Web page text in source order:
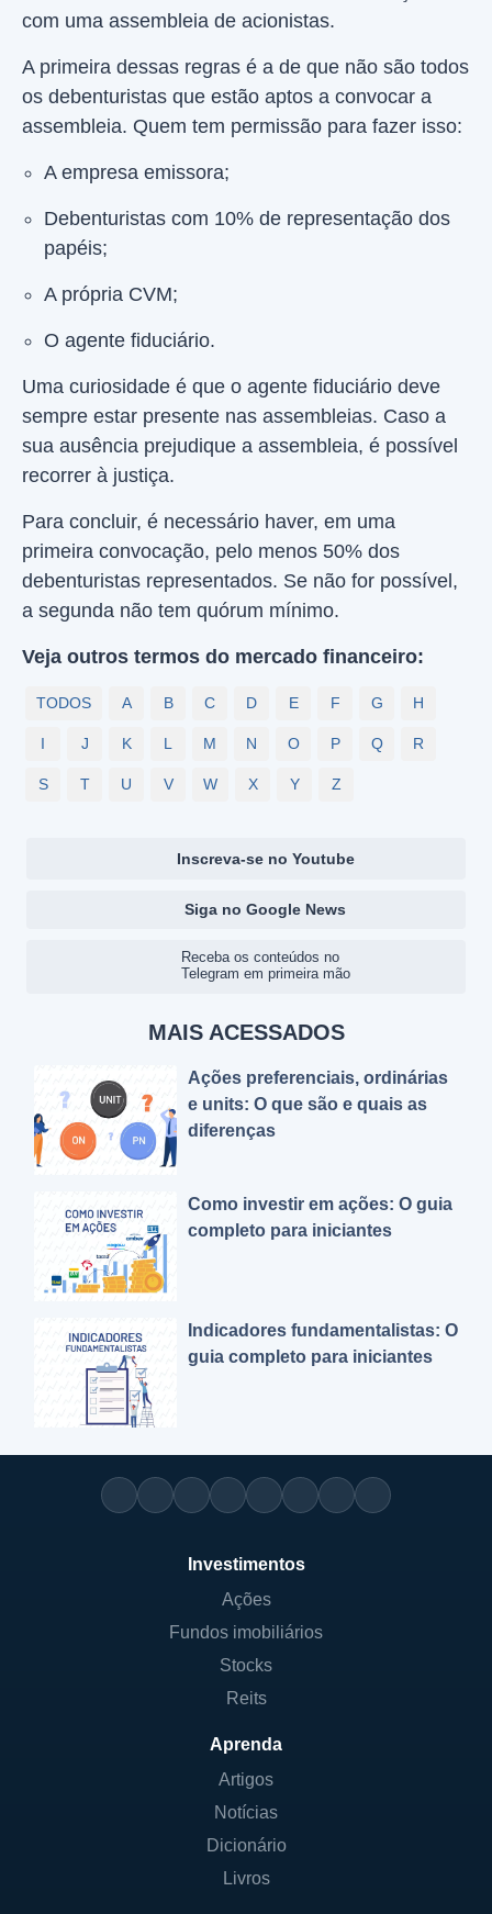
com uma assembleia de acionistas.
A primeira dessas regras é a de que não são todos
os debenturistas que estão aptos a convocar a
assembleia. Quem tem permissão para fazer isso:
A empresa emissora;
Debenturistas com 10% de representação dos
papéis;
A própria CVM;
O agente fiduciário.
Uma curiosidade é que o agente fiduciário deve
sempre estar presente nas assembleias. Caso a
sua ausência prejudique a assembleia, é possível
recorrer à justiça.
Para concluir, é necessário haver, em uma
primeira convocação, pelo menos 50% dos
debenturistas representados. Se não for possível,
a segunda não tem quórum mínimo.
Veja outros termos do mercado financeiro:
TODOS A B C D E F G H
I J K L M N O P Q R
S T U V W X Y Z
Inscreva-se no Youtube
Siga no Google News
Receba os conteúdos no
Telegram em primeira mão
MAIS ACESSADOS
Ações preferenciais, ordinárias
e units: O que são e quais as
diferenças
Como investir em ações: O guia
completo para iniciantes
Indicadores fundamentalistas: O
guia completo para iniciantes
Investimentos
Ações
Fundos imobiliários
Stocks
Reits
Aprenda
Artigos
Notícias
Dicionário
Livros